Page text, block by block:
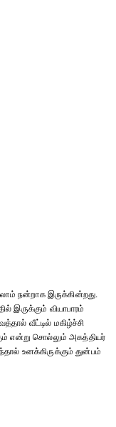
நன்றாக இருக்கின்றது.
இருக்கும் வியாபாரம்
வீட்டில் மகிழ்ச்சி
என்று சொல்லும் அகத்தியர்
உனக்கிருக்கும் துன்பம்